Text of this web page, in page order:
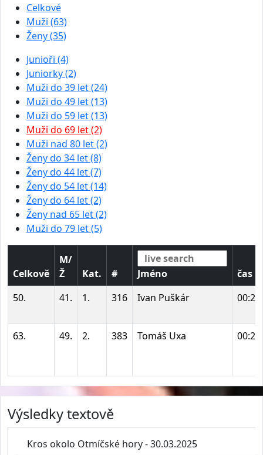
Celkové
Muži (63)
Ženy (35)
Junioři (4)
Juniorky (2)
Muži do 39 let (24)
Muži do 49 let (13)
Muži do 59 let (13)
Muži do 69 let (2)
Muži nad 80 let (2)
Ženy do 34 let (8)
Ženy do 44 let (7)
Ženy do 54 let (14)
Ženy do 64 let (2)
Ženy nad 65 let (2)
Muži do 79 let (5)
Celkově
M/
Ž
Kat. # Jméno
čas
50.
41. 1. 316 Ivan Puškár
63. 49. 2. 383 Tomáš Uxa
Výsledky textově
Kros okolo Otmíčské hory - 30.03.2025